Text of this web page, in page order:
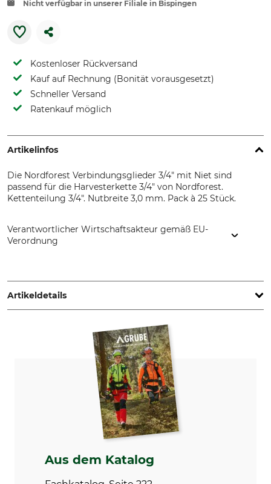
Nicht verfügbar in unserer Filiale in Bispingen
Kostenloser Rückversand
Kauf auf Rechnung (Bonität vorausgesetzt)
Schneller Versand
Ratenkauf möglich
Artikelinfos
Die Nordforest Verbindungsglieder 3/4" mit Niet sind
passend für die Harvesterkette 3/4" von Nordforest.
Kettenteilung 3/4". Nutbreite 3,0 mm. Pack à 25 Stück.
Verantwortlicher Wirtschaftsakteur gemäß EU-
Verordnung
www.grube.de
Artikeldetails
Treibgliedstärke/Nutbreite
3,0 mm
Produkttyp
Verbindungsglied
Aus dem Katalog